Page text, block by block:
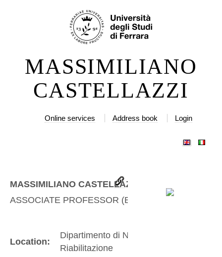
navigation
MASSIMILIANO
CASTELLAZZI
Online services Address book Login
MASSIMILIANO CASTELLAZZI
ASSOCIATE PROFESSOR (BIOS-09/A
Location:
Dipartimento di Neuroscienze e
Riabilitazione